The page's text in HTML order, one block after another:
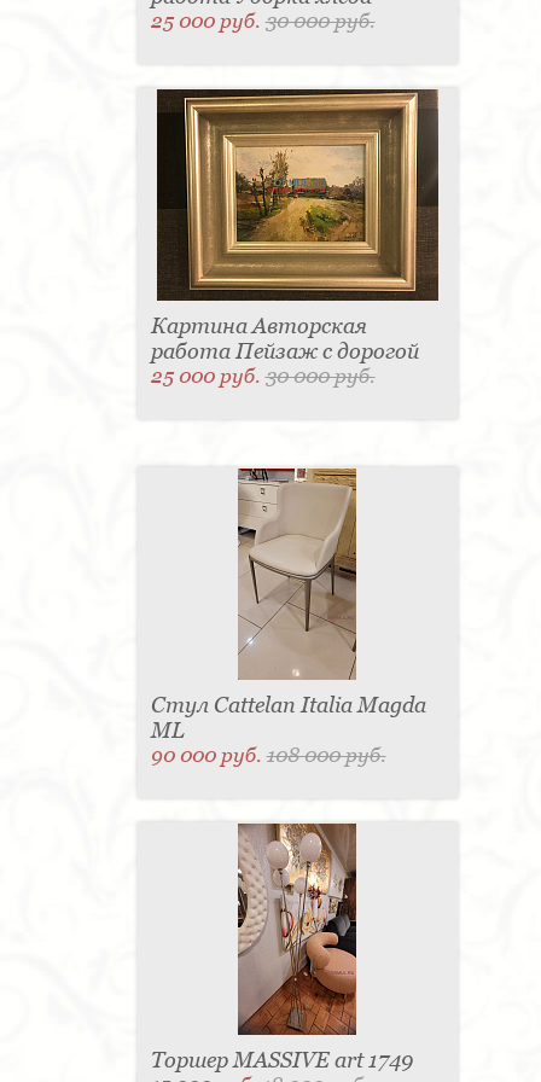
25 000 руб.30 000 руб.
Картина Авторская
работа Пейзаж с дорогой
25 000 руб.30 000 руб.
Стул Cattelan Italia Magda
ML
90 000 руб.108 000 руб.
Торшер MASSIVE art 1749